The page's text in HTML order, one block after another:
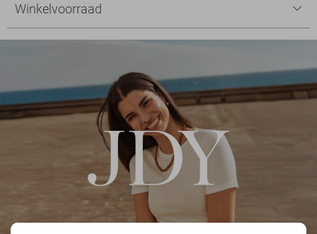
Winkelvoorraad